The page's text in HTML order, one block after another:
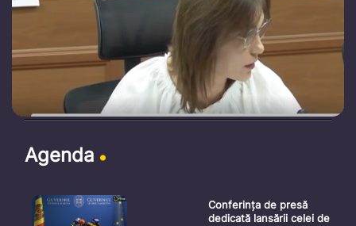
Agenda
Conferința de presă
dedicată lansării celei de